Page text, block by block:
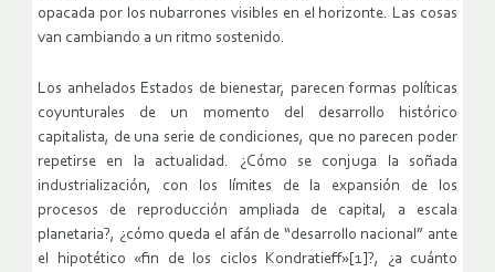
opacada por los nubarrones visibles en el horizonte. Las cosas
van cambiando a un ritmo sostenido.
Los anhelados Estados de bienestar, parecen formas políticas
coyunturales de un momento del desarrollo histórico
capitalista, de una serie de condiciones, que no parecen poder
repetirse en la actualidad. ¿Cómo se conjuga la soñada
industrialización, con los límites de la expansión de los
procesos de reproducción ampliada de capital, a escala
planetaria?, ¿cómo queda el afán de “desarrollo nacional” ante
el hipotético «fin de los ciclos Kondratieff»[1]?, ¿a cuánto